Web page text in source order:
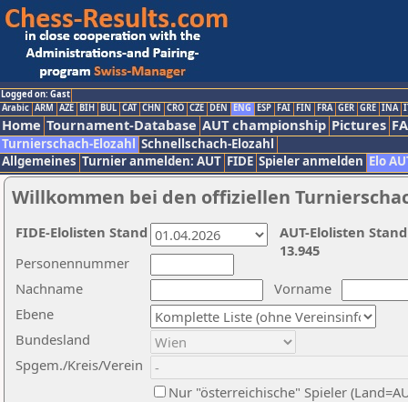
Logged on: Gast
Arabic ARM AZE BIH BUL CAT CHN CRO CZE DEN ENG ESP FAI FIN FRA GER GRE INA
Home Tournament-Database AUT championship Pictures
Turnierschach-Elozahl Schnellschach-Elozahl
Allgemeines Turnier anmelden: AUT FIDE Spieler anmelden Elo
Willkommen bei den offiziellen
Nachname
Vorname
Ebene
Personennummer
Bundesland
Spgem./Kreis/Verein
Nur "österreichische" Spieler
AUT-Elolisten
13.945
FIDE-Elolisten Stand